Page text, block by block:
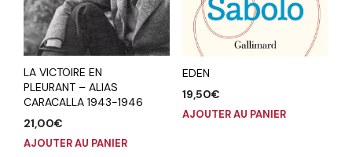
LA VICTOIRE EN
PLEURANT – ALIAS
CARACALLA 1943-1946
21,00€
AJOUTER AU PANIER
EDEN
19,50€
AJOUTER AU PANIER